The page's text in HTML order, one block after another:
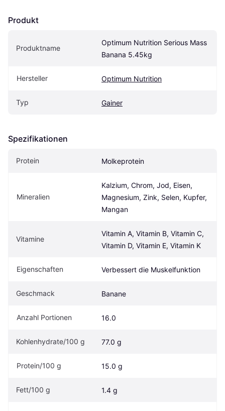
Produkt
Produktname
Optimum Nutrition Serious Mass
Banana 5.45kg
Hersteller Optimum Nutrition
Typ Gainer
Spezifikationen
Protein Molkeprotein
Mineralien
Kalzium, Chrom, Jod, Eisen,
Magnesium, Zink, Selen, Kupfer,
Mangan
Vitamine
Vitamin A, Vitamin B, Vitamin C,
Vitamin D, Vitamin E, Vitamin K
Eigen­schaften Verbessert die Muskelfunktion
Geschmack Banane
Anzahl Portionen 16.0
Kohlenhydrate/100 g 77.0 g
Protein/100 g 15.0 g
Fett/100 g 1.4 g